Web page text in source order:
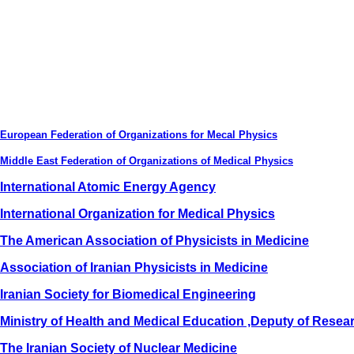
European Federation of Organizations for Mecal Physics
Middle East Federation of Organizations of Medical Physics
International Atomic Energy Agency
International Organization for Medical Physics
The American Association of Physicists in Medicine
Association of Iranian Physicists in Medicine
Iranian Society for Biomedical Engineering
Ministry of Health and Medical Education ,Deputy of
The Iranian Society of Nuclear Medicine